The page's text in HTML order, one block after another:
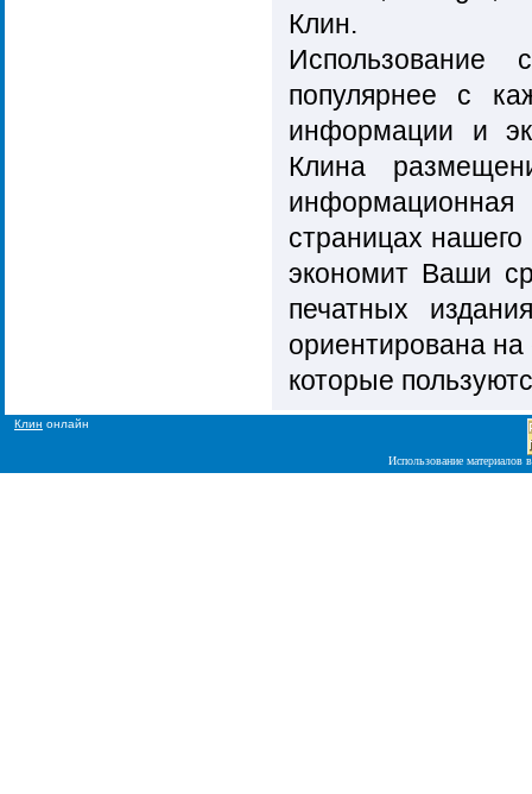
Клин.
Использование
популярнее с
информации и
Клина
информационная
страницах
экономит Ваши
печатных
ориентирована
которые
Клин онлайн
Использование материалов